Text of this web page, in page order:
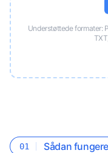
Understøttede formater:
01 Sådan